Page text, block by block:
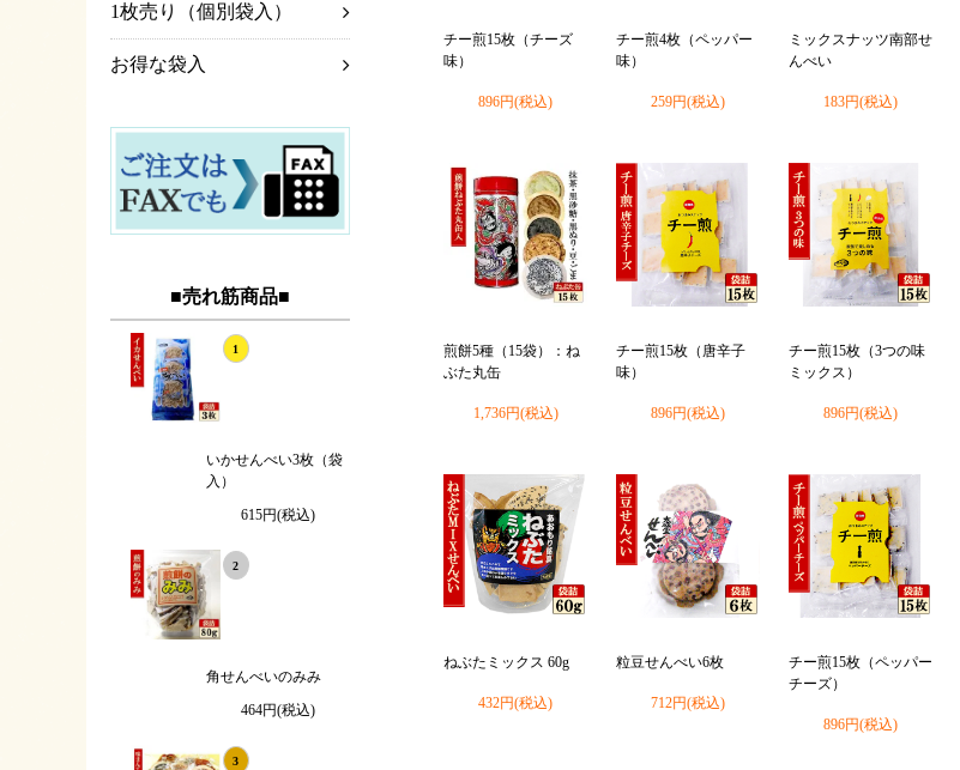
1枚売り（個別袋入）
お得な袋入
■売れ筋商品■
1
いかせんべい3枚（袋
入）
615円(税込)
2
角せんべいのみみ
464円(税込)
3
チー煎15枚（チーズ
味）
896円(税込)
チー煎4枚（ペッパー
味）
259円(税込)
ミックスナッツ南部せ
んべい
183円(税込)
煎餅5種（15袋）：ね
ぶた丸缶
1,736円(税込)
チー煎15枚（唐辛子
味）
896円(税込)
チー煎15枚（3つの味
ミックス）
896円(税込)
ねぶたミックス 60g
432円(税込)
粒豆せんべい6枚
712円(税込)
チー煎15枚（ペッパー
チーズ）
896円(税込)